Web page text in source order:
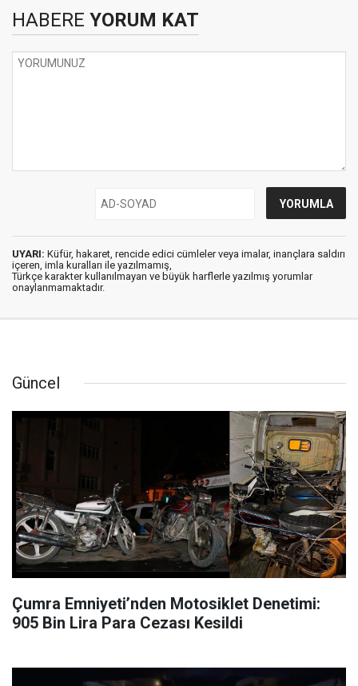
HABERE YORUM KAT
UYARI: Küfür, hakaret, rencide edici cümleler veya imalar, inançlara saldırı
içeren, imla kuralları ile yazılmamış,
Türkçe karakter kullanılmayan ve büyük harflerle yazılmış yorumlar
onaylanmamaktadır.
Güncel
Çumra Emniyeti’nden Motosiklet Denetimi:
905 Bin Lira Para Cezası Kesildi